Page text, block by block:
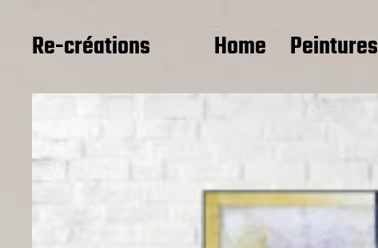
Re-créations Home Peintures